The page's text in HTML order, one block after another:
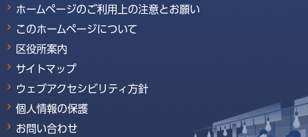
ホームページのご利用上の注意とお願い
このホームページについて
区役所案内
サイトマップ
ウェブアクセシビリティ方針
個人情報の保護
お問い合わせ